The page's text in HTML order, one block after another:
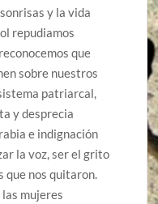
y la vida
repudiamos
que
sobre nuestros
patriarcal,
y desprecia
e indignación
la voz, ser el grito
que nos quitaron.
mujeres